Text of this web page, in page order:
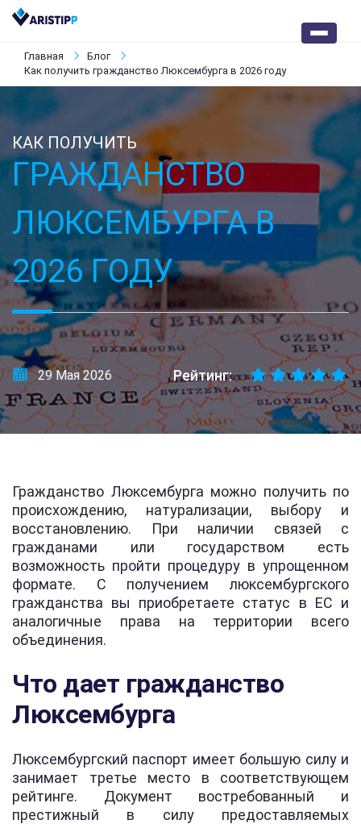
Главная
Блог
Как получить гражданство Люксембурга в 2026 году
КАК ПОЛУЧИТЬ
ГРАЖДАНСТВО
ЛЮКСЕМБУРГА В
2026 ГОДУ
29 Мая 2026 Рейтинг:
Гражданство Люксембурга можно получить по
происхождению, натурализации, выбору и
восстановлению. При наличии связей с
гражданами или государством есть
возможность пройти процедуру в упрощенном
формате. С получением люксембургского
гражданства вы приобретаете статус в ЕС и
аналогичные права на территории всего
объединения.
Что дает гражданство
Люксембурга
Люксембургский паспорт имеет большую силу и
занимает третье место в соответствующем
рейтинге. Документ востребованный и
престижный в силу предоставляемых